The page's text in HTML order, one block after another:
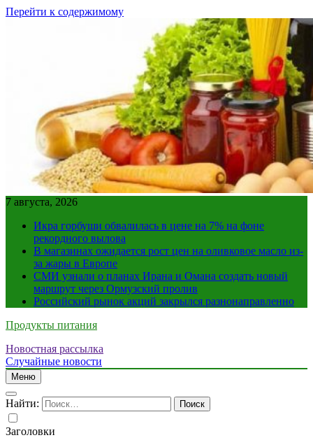
Перейти к содержимому
7 августа, 2026
Икра горбуши обвалилась в цене на 7% на фоне
рекордного вылова
В магазинах ожидается рост цен на оливковое масло из-
за жары в Европе
СМИ узнали о планах Ирана и Омана создать новый
маршрут через Ормузский пролив
Российский рынок акций закрылся разнонаправленно
Продукты питания
Новостная рассылка
Случайные новости
Меню
Найти:
Заголовки